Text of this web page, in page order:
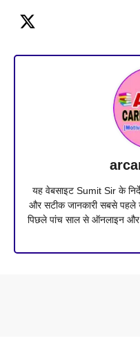
यह वेबसाइट Sumit Sir के
और सटीक जानकारी सबसे पहले
पिछले पांच साल से ऑनलाइन